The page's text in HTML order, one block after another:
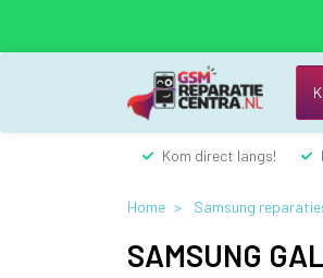
naar
Kom direct langs!
Home Samsung
SAMSUNG